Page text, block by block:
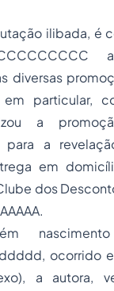
ilibada, é
diversas
particular,
a
para a
em
dos
ocorrido
a autora,